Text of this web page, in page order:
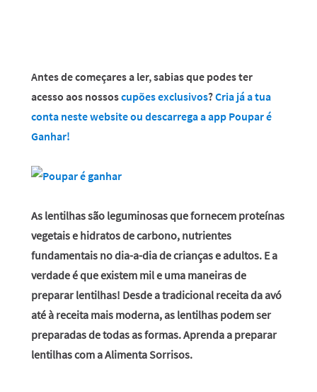
Antes de começares a ler, sabias que podes ter
acesso aos nossoscupões exclusivos?Cria já a tua
conta neste website ou descarrega a app Poupar é
Ganhar!
As lentilhas são leguminosas que fornecem proteínas
vegetais e hidratos de carbono, nutrientes
fundamentais no dia-a-dia de crianças e adultos. E a
verdade é que existem mil e uma maneiras de
preparar lentilhas! Desde a tradicional receita da avó
até à receita mais moderna, as lentilhas podem ser
preparadas de todas as formas. Aprenda a preparar
lentilhas com a Alimenta Sorrisos.